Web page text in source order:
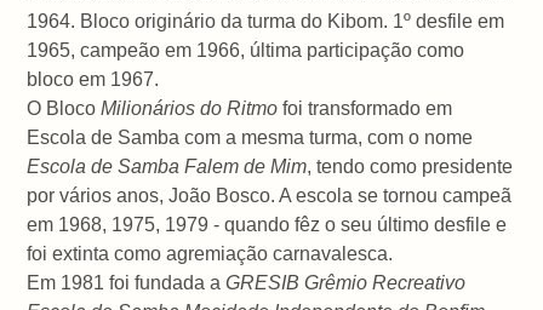
1964. Bloco originário da turma do Kibom. 1º desfile em
1965, campeão em 1966, última participação como
bloco em 1967.
O BlocoMilionários do Ritmo foi transformado em
Escola de Samba com a mesma turma, com o nome
Escola de Samba Falem de Mim, tendo como presidente
por vários anos, João Bosco. A escola se tornou campeã
em 1968, 1975, 1979 - quando fêz o seu último desfile e
foi extinta como agremiação carnavalesca.
Em 1981 foi fundada aGRESIB Grêmio Recreativo